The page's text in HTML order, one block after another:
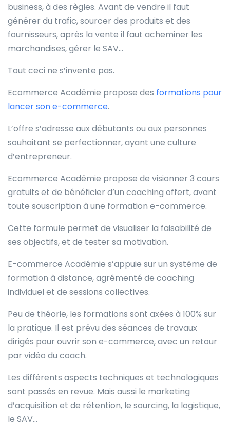
business, à des règles. Avant de vendre il faut
générer du trafic, sourcer des produits et des
fournisseurs, après la vente il faut acheminer les
marchandises, gérer le SAV…
Tout ceci ne s’invente pas.
Ecommerce Académie propose des formations pour
lancer son e-commerce.
L’offre s’adresse aux débutants ou aux personnes
souhaitant se perfectionner, ayant une culture
d’entrepreneur.
Ecommerce Académie propose de visionner 3 cours
gratuits et de bénéficier d’un coaching offert, avant
toute souscription à une formation e-commerce.
Cette formule permet de visualiser la faisabilité de
ses objectifs, et de tester sa motivation.
E-commerce Académie s’appuie sur un système de
formation à distance, agrémenté de coaching
individuel et de sessions collectives.
Peu de théorie, les formations sont axées à 100% sur
la pratique. Il est prévu des séances de travaux
dirigés pour ouvrir son e-commerce, avec un retour
par vidéo du coach.
Les différents aspects techniques et technologiques
sont passés en revue. Mais aussi le marketing
d’acquisition et de rétention, le sourcing, la logistique,
le SAV…